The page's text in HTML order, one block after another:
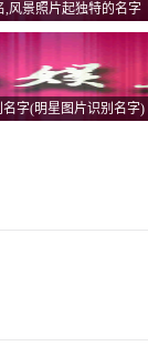
,风景照片起独特的名字
名字(明星图片识别名字)